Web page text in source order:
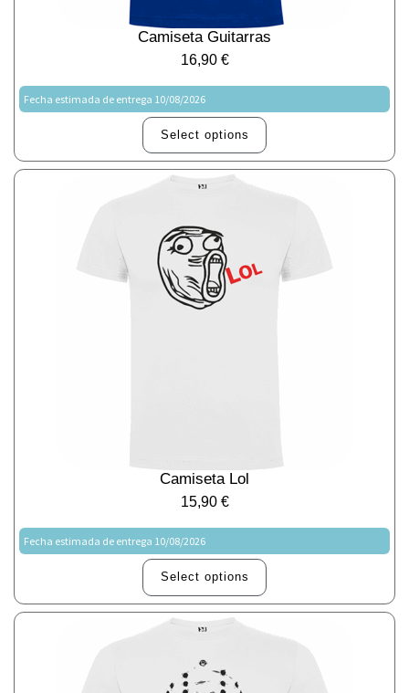
Camiseta Guitarras
16,90 €
Fecha estimada de entrega 10/08/2026
Select options
Camiseta Lol
15,90 €
Fecha estimada de entrega 10/08/2026
Select options